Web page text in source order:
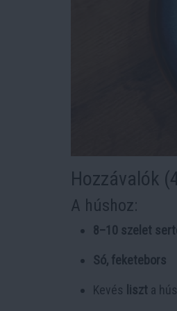
Hozzávalók
A húshoz:
8–10 szelet
Só, feketebors
Kevés liszt a